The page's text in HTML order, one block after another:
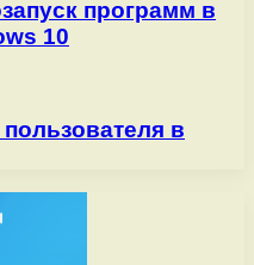
программ в
10
в